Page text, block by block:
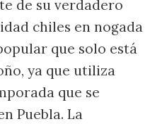
de su verdadero
chiles en nogada
que solo está
ya que utiliza
que se
Puebla. La